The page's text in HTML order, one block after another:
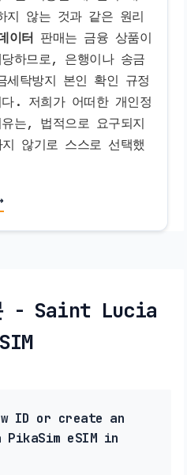
지 않는 것과 같은 원리
이터 판매는 금융 상품이
하므로, 은행이나 송금
세탁방지 본인 확인 규정
. 저희가 어떠한 개인정
는, 법적으로 요구되지
않기로 스스로 선택했
- Saint Lucia
ID or create an
eSIM in